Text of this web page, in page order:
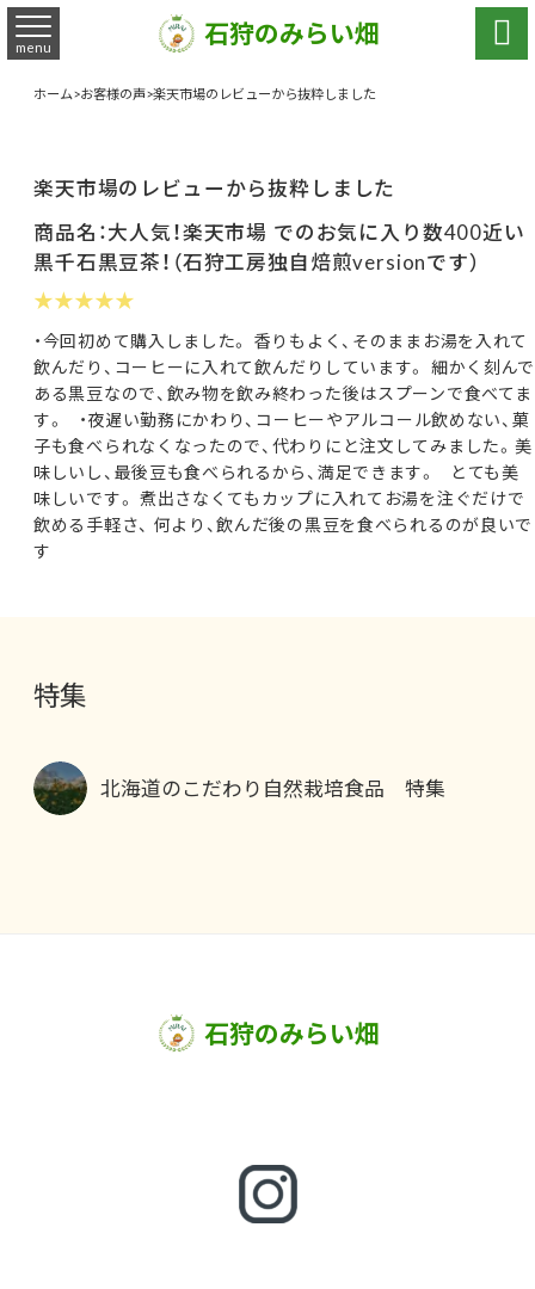
石狩のみらい畑
menu 
ホーム>お客様の声>楽天市場のレビューから抜粋しました
楽天市場のレビューから抜粋しました
商品名：大人気！楽天市場 でのお気に入り数400近い
黒千石黒豆茶！（石狩工房独自焙煎versionです）
★★★★★
・今回初めて購入しました。 香りもよく、そのままお湯を入れて
飲んだり、コーヒーに入れて飲んだりしています。 細かく刻んで
ある黒豆なので、飲み物を飲み終わった後はスプーンで食べてま
す。 ・夜遅い勤務にかわり、コーヒーやアルコール飲めない、菓
子も食べられなくなったので、代わりにと注文してみました。美
味しいし、最後豆も食べられるから、満足できます。 とても美
味しいです。 煮出さなくてもカップに入れてお湯を注ぐだけで
飲める手軽さ、 何より、飲んだ後の黒豆を食べられるのが良いで
す
特集
北海道のこだわり自然栽培食品 特集
石狩のみらい畑